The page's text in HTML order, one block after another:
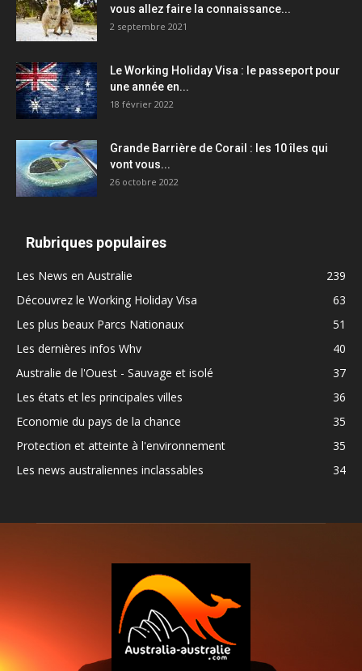
vous allez faire la connaissance...
2 septembre 2021
Le Working Holiday Visa : le passeport pour
une année en...
18 février 2022
Grande Barrière de Corail : les 10 îles qui
vont vous...
26 octobre 2022
Rubriques populaires
Les News en Australie
239
Découvrez le Working Holiday Visa
63
Les plus beaux Parcs Nationaux
51
Les dernières infos Whv
40
Australie de l'Ouest - Sauvage et isolé
37
Les états et les principales villes
36
Economie du pays de la chance
35
Protection et atteinte à l'environnement
35
Les news australiennes inclassables
34